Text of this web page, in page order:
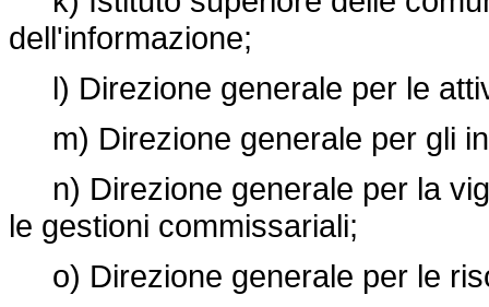
dell'informazione;
l) Direzione generale per le
m) Direzione generale per gli
n) Direzione generale per la
le gestioni commissariali;
o) Direzione generale per le